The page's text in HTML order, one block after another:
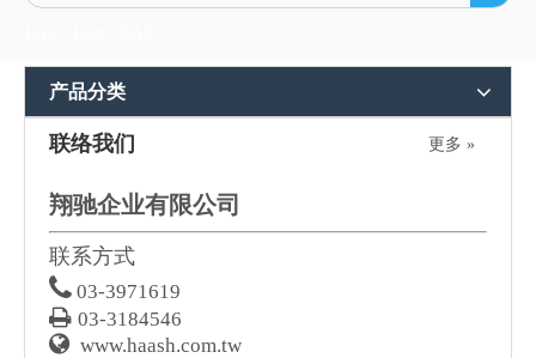
产品分类
联络我们 更多 »
翔驰企业有限公司
联系方式
 03-3971619
 03-3184546
 www.haash.com.tw